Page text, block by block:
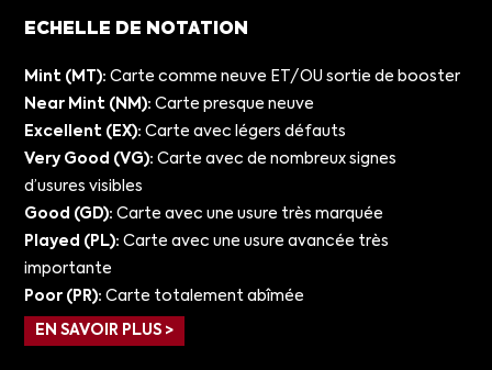
ECHELLE DE NOTATION
Mint (MT): Carte comme neuve ET/OU sortie de booster
Near Mint (NM): Carte presque neuve
Excellent (EX): Carte avec légers défauts
Very Good (VG): Carte avec de nombreux signes
d’usures visibles
Good (GD): Carte avec une usure très marquée
Played (PL): Carte avec une usure avancée très
importante
Poor (PR): Carte totalement abîmée
EN SAVOIR PLUS >